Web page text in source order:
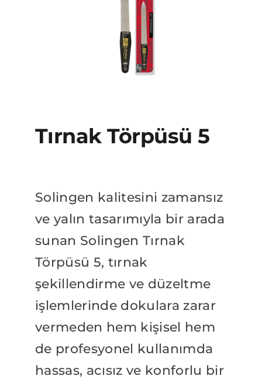
Tırnak Törpüsü 5
Solingen kalitesini zamansız
ve yalın tasarımıyla bir arada
sunan Solingen Tırnak
Törpüsü 5, tırnak
şekillendirme ve düzeltme
işlemlerinde dokulara zarar
vermeden hem kişisel hem
de profesyonel kullanımda
hassas, acısız ve konforlu bir